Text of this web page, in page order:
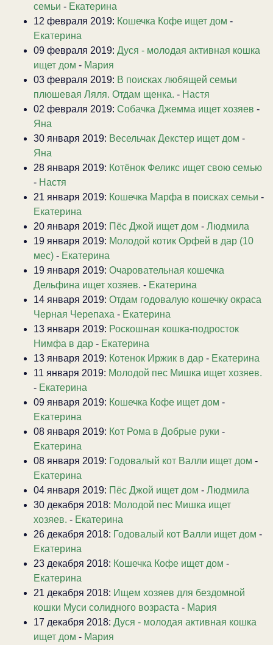
семьи - Екатерина
12 февраля 2019: Кошечка Кофе ищет дом -
Екатерина
09 февраля 2019: Дуся - молодая активная кошка
ищет дом - Мария
03 февраля 2019: В поисках любящей семьи
плюшевая Ляля. Отдам щенка. - Настя
02 февраля 2019: Собачка Джемма ищет хозяев -
Яна
30 января 2019: Весельчак Декстер ищет дом -
Яна
28 января 2019: Котёнок Феликс ищет свою семью
- Настя
21 января 2019: Кошечка Марфа в поисках семьи -
Екатерина
20 января 2019: Пёс Джой ищет дом - Людмила
19 января 2019: Молодой котик Орфей в дар (10
мес) - Екатерина
19 января 2019: Очаровательная кошечка
Дельфина ищет хозяев. - Екатерина
14 января 2019: Отдам годовалую кошечку окраса
Черная Черепаха - Екатерина
13 января 2019: Роскошная кошка-подросток
Нимфа в дар - Екатерина
13 января 2019: Котенок Иржик в дар - Екатерина
11 января 2019: Молодой пес Мишка ищет хозяев.
- Екатерина
09 января 2019: Кошечка Кофе ищет дом -
Екатерина
08 января 2019: Кот Рома в Добрые руки -
Екатерина
08 января 2019: Годовалый кот Валли ищет дом -
Екатерина
04 января 2019: Пёс Джой ищет дом - Людмила
30 декабря 2018: Молодой пес Мишка ищет
хозяев. - Екатерина
26 декабря 2018: Годовалый кот Валли ищет дом -
Екатерина
23 декабря 2018: Кошечка Кофе ищет дом -
Екатерина
21 декабря 2018: Ищем хозяев для бездомной
кошки Муси солидного возраста - Мария
17 декабря 2018: Дуся - молодая активная кошка
ищет дом - Мария